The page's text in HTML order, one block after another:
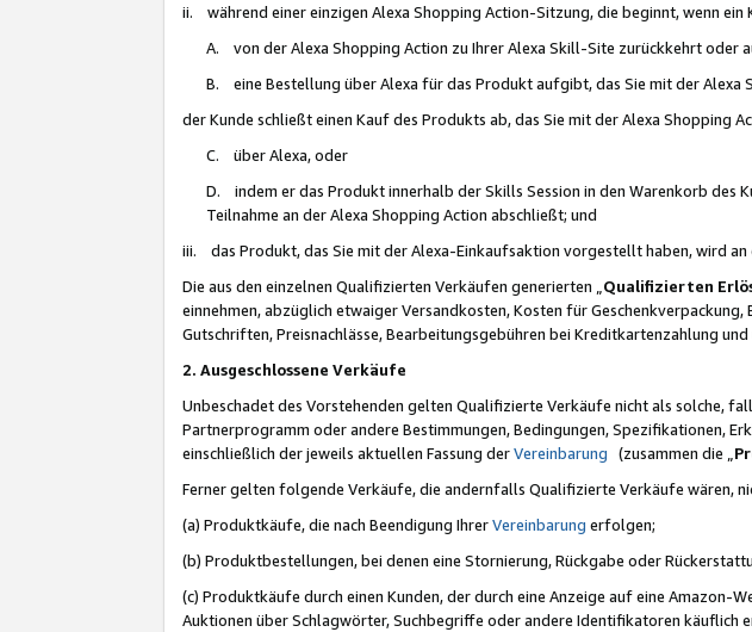
ii. während einer einzigen Alexa Shopping Action-Sitzung, die beginnt, wenn
A. von der Alexa Shopping Action zu Ihrer Alexa Skill-Site zurückkehrt oder
B. eine Bestellung über Alexa für das Produkt aufgibt, das Sie mit der Alexa
der Kunde schließt einen Kauf des Produkts ab, das Sie mit der Alexa Shopping
C. über Alexa, oder
D. indem er das Produkt innerhalb der Skills Session in den Warenkorb des
Teilnahme an der Alexa Shopping Action abschließt; und
iii. das Produkt, das Sie mit der Alexa-Einkaufsaktion vorgestellt haben, wird
Die aus den einzelnen Qualifizierten Verkäufen generierten „ Qualifizierten
einnehmen, abzüglich etwaiger Versandkosten, Kosten für
Gutschriften, Preisnachlässe, Bearbeitungsgebühren bei Kreditkartenzahlung
2. Ausgeschlossene Verkäufe
Unbeschadet des Vorstehenden gelten Qualifizierte Verkäufe nicht als solche,
Partnerprogramm oder andere Bestimmungen, Bedingungen, Spezifikationen,
einschließlich der jeweils aktuellen Fassung derVereinbarung (zusammen die „
Ferner gelten folgende Verkäufe, die andernfalls Qualifizierte Verkäufe wären,
(a) Produktkäufe, die nach Beendigung IhrerVereinbarung erfolgen;
(b) Produktbestellungen, bei denen eine Stornierung, Rückgabe oder
(c) Produktkäufe durch einen Kunden, der durch eine Anzeige auf eine Amazon-
Auktionen über Schlagwörter, Suchbegriffe oder andere Identifikatoren käuflich